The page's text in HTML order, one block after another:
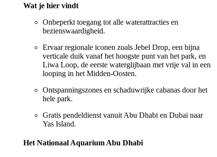
Wat je hier vindt
Onbeperkt toegang tot alle waterattracties en
bezienswaardigheid.
Ervaar regionale iconen zoals Jebel Drop, een bijna
verticale duik vanaf het hoogste punt van het park, en
Liwa Loop, de eerste waterglijbaan met vrije val in een
looping in het Midden-Oosten.
Ontspanningszones en schaduwrijke cabanas door het
hele park.
Gratis pendeldienst vanuit Abu Dhabi en Dubai naar
Yas Island.
Het Nationaal Aquarium Abu Dhabi